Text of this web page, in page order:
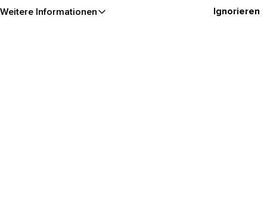
Weitere Informationen Ignorieren